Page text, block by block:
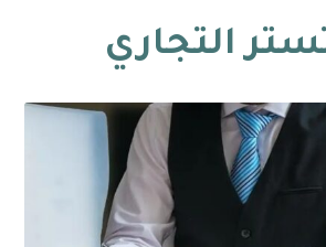
التجاري